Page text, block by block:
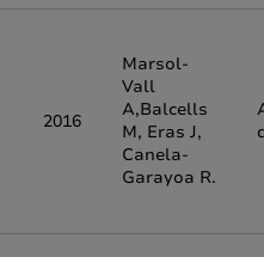
2016
Marsol-
Vall
A,Balcells
M, Eras J,
Canela-
Garayoa R.